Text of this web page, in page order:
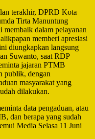
terakhir, DPRD Kota
Tirta Manuntung
dalam pelayanan
memberi apresiasi
diungkapkan langsung
Suwanto, saat RDP
jajaran PTMB
publik, dengan
masyarakat yang
dilakukan.
data pengaduan, atau
dan berapa yang sudah
Media Selasa 11 Juni